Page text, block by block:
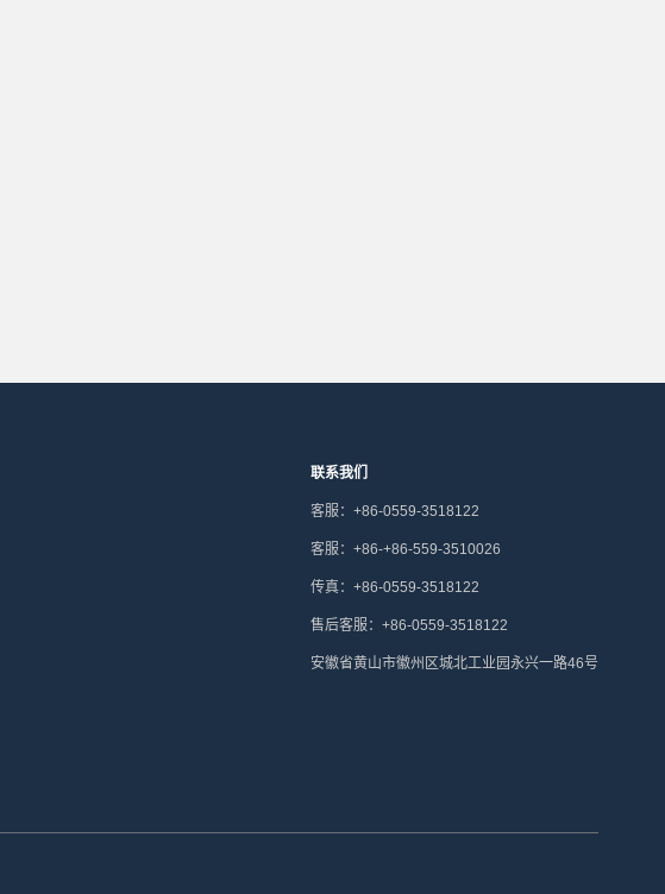
联系我们
客服：+86-0559-3518122
客服：+86-+86-559-3510026
传真：+86-0559-3518122
售后客服：+86-0559-3518122
安徽省黄山市徽州区城北工业园永兴一路46号